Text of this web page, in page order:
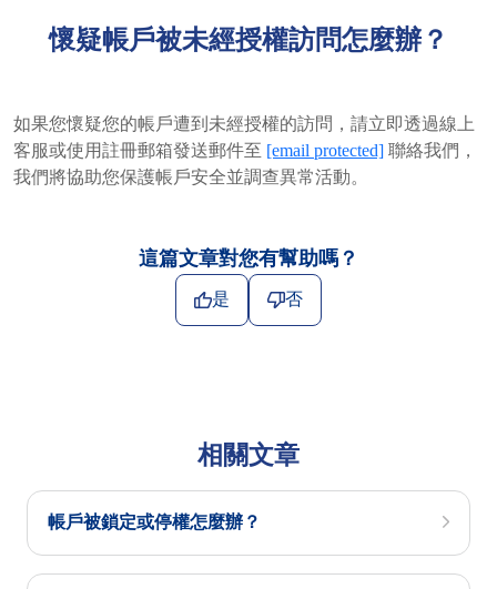
懷疑帳戶被未經授權訪問怎麼辦？
如果您懷疑您的帳戶遭到未經授權的訪問，請立即透過線上
客服或使用註冊郵箱發送郵件至 [email protected] 聯絡我們，
我們將協助您保護帳戶安全並調查異常活動。
這篇文章對您有幫助嗎？
是 否
相關文章
帳戶被鎖定或停權怎麼辦？